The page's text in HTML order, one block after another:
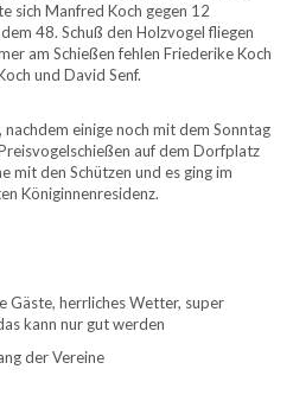
sich Manfred Koch gegen 12
48. Schuß den Holzvogel fliegen
am Schießen fehlen Friederike Koch
und David Senf.
einige noch mit dem Sonntag
auf dem Dorfplatz
mit den Schützen und es ging im
Königinnenresidenz.
Gäste, herrliches Wetter, super
kann nur gut werden
der Vereine